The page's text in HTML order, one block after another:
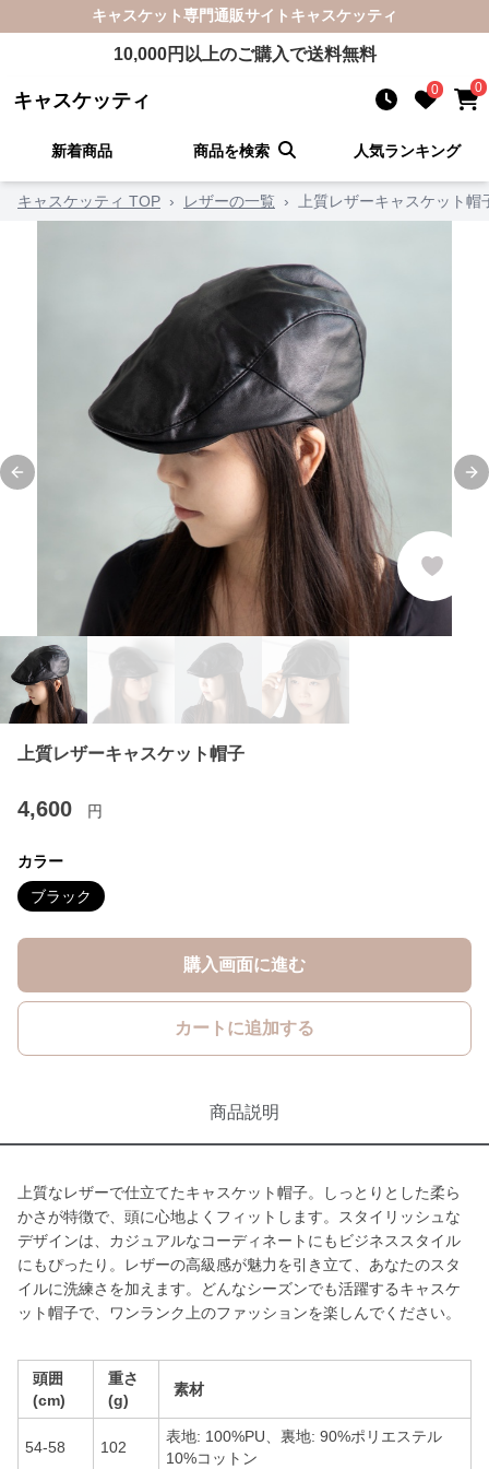
キャスケット専門通販サイト キャスケッティ
10,000円以上のご購入で送料無料
キャスケッティ 0 0
新着商品 商品を検索 人気ランキング
キャスケッティ TOP › レザーの一覧 › 上質レザーキャスケット帽
Previous slide
上質レザーキャスケット帽子
4,600 円
カラー
ブラック
購入画面に進む
カートに追加する
商品説明
上質なレザーで仕立てたキャスケット帽子。しっとりとした柔ら
かさが特徴で、頭に心地よくフィットします。スタイリッシュな
デザインは、カジュアルなコーディネートにもビジネススタイル
にもぴったり。レザーの高級感が魅力を引き立て、あなたのスタ
イルに洗練さを加えます。どんなシーズンでも活躍するキャスケ
ット帽子で、ワンランク上のファッションを楽しんでください。
頭囲
(cm)
重さ
(g)
素材
54-58 102
表地: 100%PU、裏地: 90%ポリエステル
10%コットン